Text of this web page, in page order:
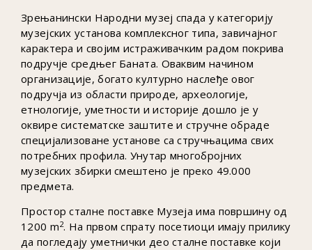
Зрењанински Народни музеј спада у категорију
музејских установа комплексног типа, завичајног
карактера и својим истраживачким радом покрива
подручје средњег Баната. Оваквим начином
организације, богато културно наслеђе овог
подручја из области природе, археологије,
етнологије, уметности и историје дошло је у
оквире систематске заштите и стручне обраде
специјализоване установе са стручњацима свих
потребних профила. Унутар многобројних
музејских збирки смештено је преко 49.000
предмета.
Простор сталне поставке Музеја има површину од
1200 m2. На првом спрату посетиоци имају прилику
да погледају уметнички део сталне поставке који